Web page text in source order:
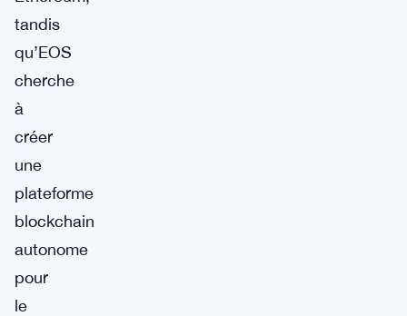
tandis
qu’EOS
cherche
à
créer
une
plateforme
blockchain
autonome
pour
le